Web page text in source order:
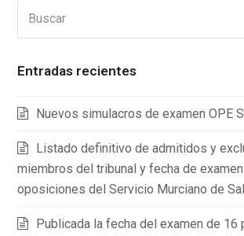
Entradas recientes
Nuevos simulacros de examen OPE
Listado definitivo de admitidos y
miembros del tribunal y fecha de
oposiciones del Servicio Murciano de
Publicada la fecha del examen de 16